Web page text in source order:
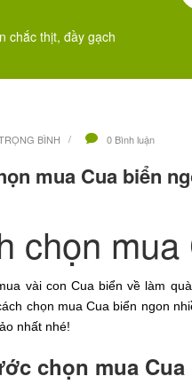
chắc thịt, đầy gạch
BÌNH 0 Bình luận
mua Cua biển
chọn
vài con Cua biển về làm
chọn mua Cua biển ngon
nhất nhé!
chọn mua